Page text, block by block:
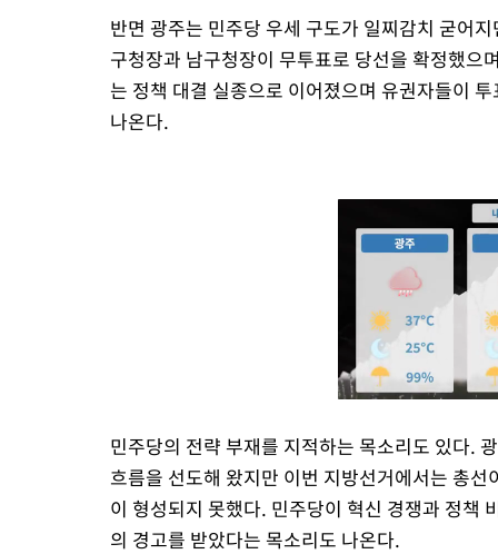
반면 광주는 민주당 우세 구도가 일찌감치 굳어
구청장과 남구청장이 무투표로 당선을 확정했으
는 정책 대결 실종으로 이어졌으며 유권자들이
나온다.
민주당의 전략 부재를 지적하는 목소리도 있다.
흐름을 선도해 왔지만 이번 지방선거에서는 총
이 형성되지 못했다. 민주당이 혁신 경쟁과 정책
의 경고를 받았다는 목소리도 나온다.